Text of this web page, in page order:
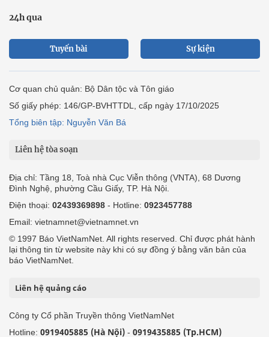
24h qua
Tuyến bài Sự kiện
Cơ quan chủ quản: Bộ Dân tộc và Tôn giáo
Số giấy phép: 146/GP-BVHTTDL, cấp ngày 17/10/2025
Tổng biên tập: Nguyễn Văn Bá
Liên hệ tòa soạn
Địa chỉ: Tầng 18, Toà nhà Cục Viễn thông (VNTA), 68 Dương
Đình Nghệ, phường Cầu Giấy, TP. Hà Nội.
Điện thoại: 02439369898 - Hotline: 0923457788
Email: vietnamnet@vietnamnet.vn
© 1997 Báo VietNamNet. All rights reserved. Chỉ được phát hành
lại thông tin từ website này khi có sự đồng ý bằng văn bản của
báo VietNamNet.
Liên hệ quảng cáo
Công ty Cổ phần Truyền thông VietNamNet
Hotline: 0919405885 (Hà Nội) - 0919435885 (Tp.HCM)